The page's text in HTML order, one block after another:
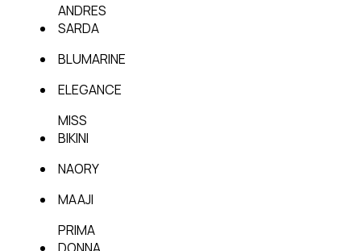
ANDRES
SARDA
BLUMARINE
ELEGANCE
MISS
BIKINI
NAORY
MAAJI
PRIMA